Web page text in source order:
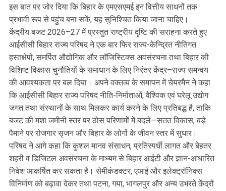
इस बात पर जोर दिया कि बिहार के एमएसएमई इन वित्तीय साधनों तक
प्रभावी रूप से पहुंच बना सकें, यह सुनिश्चित किया जाना चाहिए।
केंद्रीय बजट 2026–27 में प्रस्तुत राष्ट्रीय दृष्टि की सराहना करते हुए
आईसीसी बिहार राज्य परिषद ने एक बार फिर राज्य-केन्द्रित नीतिगत
हस्तक्षेपों, समर्पित औद्योगिक और लॉजिस्टिक्स अवसंरचना तथा बिहार की
विशिष्ट विकास चुनौतियों के समाधान के लिए निरंतर केंद्र–राज्य समन्वय
की आवश्यकता पर बल दिया। अपने वक्तव्य के समापन में चेयरमैन ने कहा
कि आईसीसी बिहार राज्य परिषद नीति-निर्माताओं, वैश्विक एवं घरेलू उद्योग
जगत तथा संस्थानों के साथ मिलकर कार्य करने के लिए प्रतिबद्ध है, ताकि
बजट की मंशा जमीनी स्तर पर ठोस परिणामों में बदले—सतत विकास, बड़े
पैमाने पर रोजगार सृजन और बिहार के लोगों के जीवन स्तर में सुधार।
परिषद ने आगे कहा कि कुशल मानव संसाधन, प्रतिस्पर्धी लागत और बेहतर
शहरी व डिजिटल अवसंरचना के माध्यम से बिहार आईटी और ज्ञान-आधारित
निवेश आकर्षित कर सकता है। सेमीकंडक्टर, एआई और इलेक्ट्रॉनिक्स
विनिर्माण को बढ़ावा देकर तथा पटना, गया, भागलपुर और अन्य उभरते केंद्रों